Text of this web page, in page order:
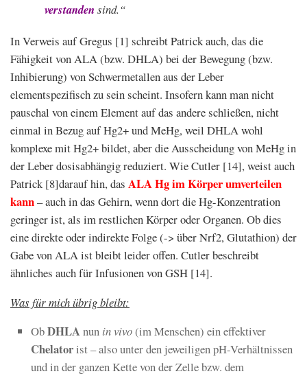
verstanden sind.“
In Verweis auf Gregus [1] schreibt Patrick auch, das die
Fähigkeit von ALA (bzw. DHLA) bei derBewegung (bzw.
Inhibierung) von Schwermetallen aus der Leber
elementspezifisch zu sein scheint. Insofern kann man nicht
pauschal von einem Element auf das andere schließen, nicht
einmal in Bezug auf Hg2+ und MeHg, weil DHLA wohl
komplexe mit Hg2+ bildet, aber die Ausscheidung von MeHg in
der Leber dosisabhängig reduziert. Wie Cutler [14], weist auch
Patrick [8]darauf hin, das ALA Hg im Körper umverteilen
kann– auch in das Gehirn, wenn dort die Hg-Konzentration
geringer ist, als im restlichen Körper oder Organen. Ob dies
eine direkte oder indirekte Folge (-> über Nrf2, Glutathion) der
Gabe von ALA ist bleibt leider offen. Cutler beschreibt
ähnliches auch für Infusionen von GSH [14].
Was für mich übrig bleibt:
ObDHLAnun in vivo(im Menschen) ein effektiver
Chelatorist – also unter den jeweiligen pH-Verhältnissen
und in der ganzen Kette von der Zelle bzw. dem